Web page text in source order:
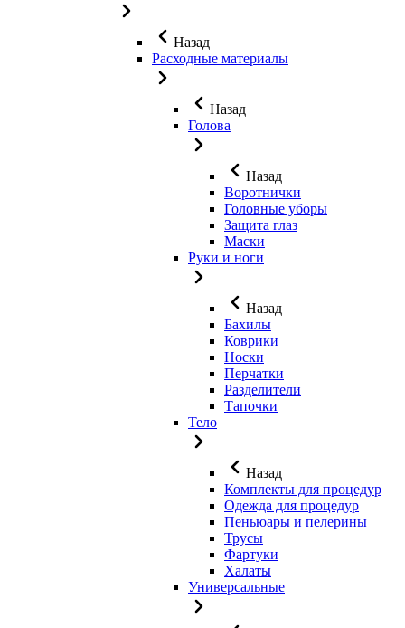
Назад
Расходные материалы
Назад
Голова
Назад
Воротнички
Головные уборы
Защита глаз
Маски
Руки и ноги
Назад
Бахилы
Коврики
Носки
Перчатки
Разделители
Тапочки
Тело
Назад
Комплекты для процедур
Одежда для процедур
Пеньюары и пелерины
Трусы
Фартуки
Халаты
Универсальные